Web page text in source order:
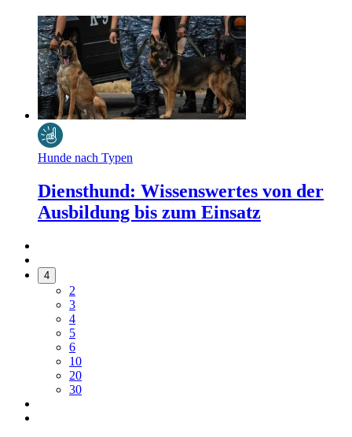
Hunde nach Typen
Diensthund: Wissenswertes von der
Ausbildung bis zum Einsatz
4
2
3
4
5
6
10
20
30